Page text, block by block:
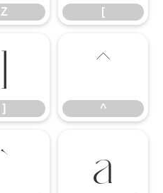
Z [
]
]
^
^
` a